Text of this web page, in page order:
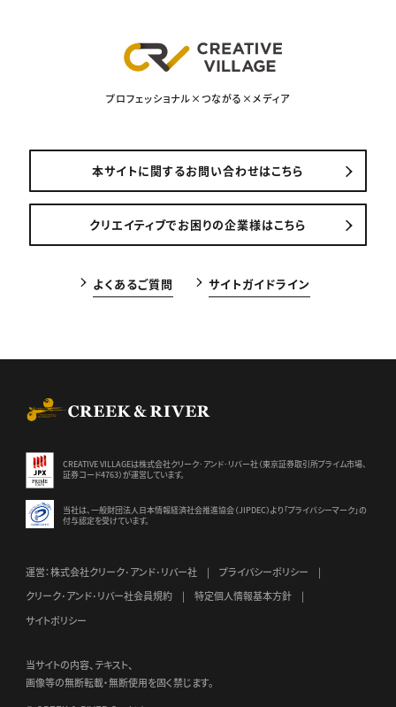
プロフェッショナル×つながる×メディア
本サイトに関するお問い合わせはこちら
クリエイティブでお困りの企業様はこちら
よくあるご質問 サイトガイドライン
CREATIVE VILLAGEは株式会社クリーク･アンド･リバー社（東京証券取引所プライム市場、
証券コード4763）が運営しています。
当社は、一般財団法人日本情報経済社会推進協会（JIPDEC）より 「プライバシーマーク」の
付与認定を受けています。
運営：株式会社クリーク･アンド･リバー社
プライバシーポリシー
クリーク･アンド･リバー社会員規約
特定個人情報基本方針
サイトポリシー
当サイトの内容、テキスト、
画像等の無断転載・無断使用を固く禁じます。